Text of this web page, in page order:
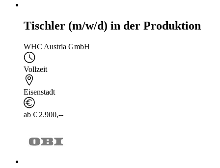
Tischler (m/w/d) in der Produktion
WHC Austria GmbH
Vollzeit
Eisenstadt
ab € 2.900,--